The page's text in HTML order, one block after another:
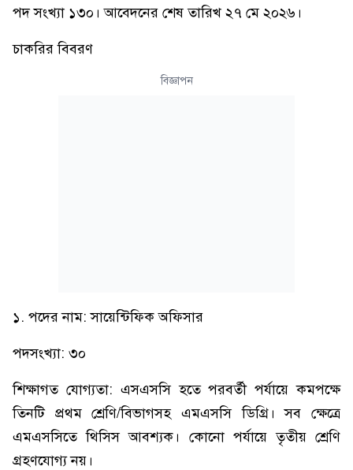
পদ সংখ্যা ১৩০। আবেদনের শেষ তারিখ ২৭ মে ২০২৬।
চাকরির বিবরণ
বিজ্ঞাপন
১. পদের নাম: সায়েন্টিফিক অফিসার
পদসংখ্যা: ৩০
শিক্ষাগত যোগ্যতা: এসএসসি হতে পরবর্তী পর্যায়ে কমপক্ষে
তিনটি প্রথম শ্রেণি/বিভাগসহ এমএসসি ডিগ্রি। সব ক্ষেত্রে
এমএসসিতে থিসিস আবশ্যক। কোনো পর্যায়ে তৃতীয় শ্রেণি
গ্রহণযোগ্য নয়।